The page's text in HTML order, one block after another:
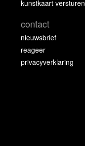
kunstkaart versturen
contact
nieuwsbrief
reageer
privacyverklaring